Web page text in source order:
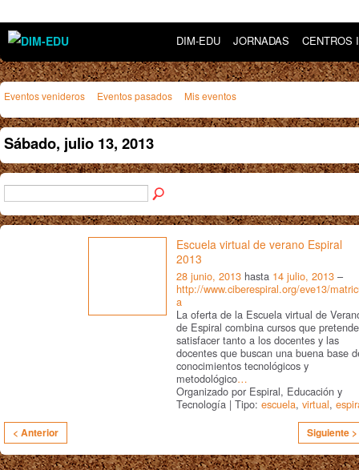
DIM-EDU JORNADAS CENTROS
Eventos venideros Eventos pasados Mis eventos
Sábado, julio 13, 2013
Escuela virtual de verano Espiral
2013
28 junio, 2013 hasta 14 julio, 2013 –
http://www.ciberespiral.org/eve13/
a
La oferta de la Escuela virtual de
de Espiral combina cursos que
satisfacer tanto a los docentes y las
docentes que buscan una buena base
conocimientos tecnológicos y
metodológico…
Organizado por Espiral, Educación y
Tecnología | Tipo: escuela, virtual,
< Anterior Siguiente >